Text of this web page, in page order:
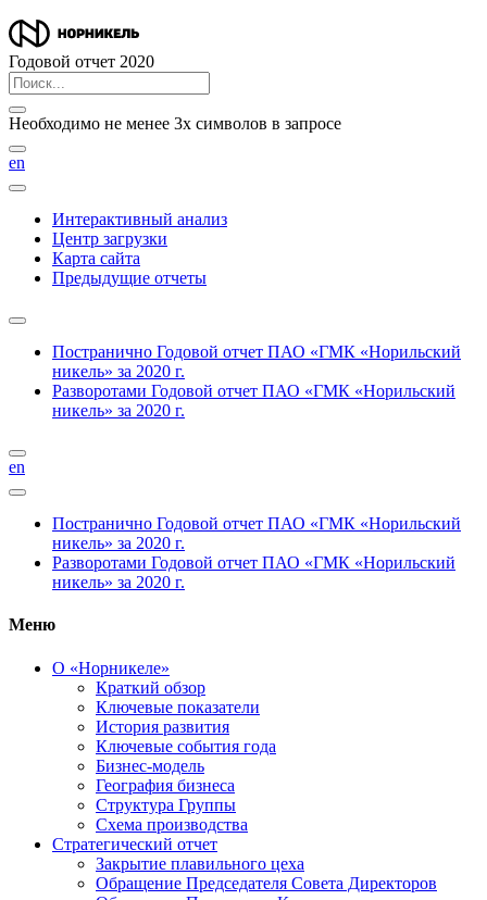
Годовой отчет 2020
Необходимо не менее 3х символов в запросе
en
Интерактивный анализ
Центр загрузки
Карта сайта
Предыдущие отчеты
Постранично Годовой отчет ПАО «ГМК «Норильский
никель» за 2020 г.
Разворотами Годовой отчет ПАО «ГМК «Норильский
никель» за 2020 г.
en
Постранично Годовой отчет ПАО «ГМК «Норильский
никель» за 2020 г.
Разворотами Годовой отчет ПАО «ГМК «Норильский
никель» за 2020 г.
Меню
О «Норникеле»
Краткий обзор
Ключевые показатели
История развития
Ключевые события года
Бизнес-модель
География бизнеса
Структура Группы
Схема производства
Стратегический отчет
Закрытие плавильного цеха
Обращение Председателя Совета Директоров